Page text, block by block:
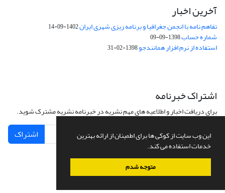
این وب سایت از کوکی ها برای اطمینان از ارائه بهترین
خدمات استفاده می کند.
متوجه شدم
آخرین اخبار
تفاهم نامه با انجمن جغرافیا و برنامه ریزی شهری ایران1402-09-14
شماره حساب1398-09-09
استفاده از نرم افزار همانندجو1398-02-31
اشتراک خبرنامه
برای دریافت اخبار و اطلاعیه های مهم نشریه در خبرنامه نشریه مشترک شوید.
اشتراک
سامانه مدیریت نشریات علمی.طراحی و پیاده سازی ازسیناوب